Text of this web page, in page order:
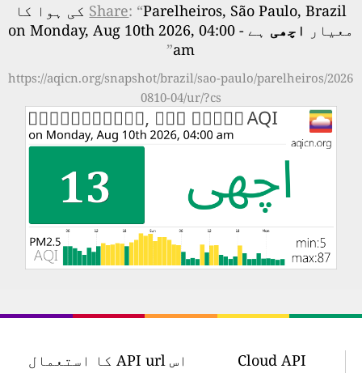
Share : “
Parelheiros, São Paulo, Brazil کی ہوا کا
معیار
اچھی
ہے - on Monday, Aug 10th 2026, 04:00
am
”
https://aqicn.org/snapshot/brazil/sao-paulo/parelheiros/2026
0810-04/ur/?cs
Cloud API
اس API url کا استعمال